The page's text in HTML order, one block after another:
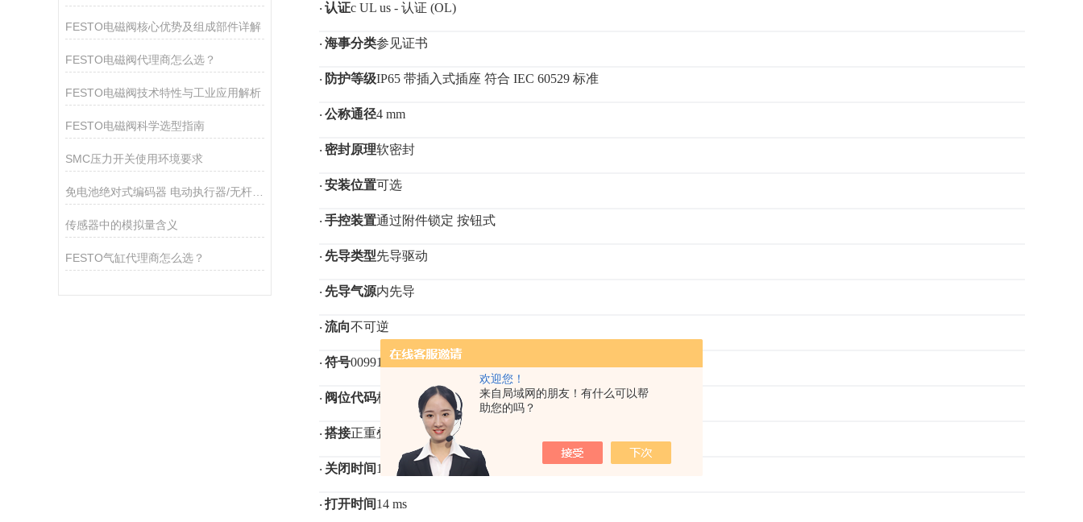
欢迎您！
来自局域网的朋友！有什么可以帮
助您的吗？
FESTO电磁阀核心优势及组成部件详解
FESTO电磁阀代理商怎么选？
FESTO电磁阀技术特性与工业应用解析
FESTO电磁阀科学选型指南
SMC压力开关使用环境要求
免电池绝对式编码器 电动执行器/无杆型高刚性导轨 LEKFS
传感器中的模拟量含义
FESTO气缸代理商怎么选？
· 认证c UL us - 认证 (OL)
· 海事分类参见证书
· 防护等级IP65 带插入式插座 符合 IEC 60529 标准
· 公称通径4 mm
· 密封原理软密封
· 安装位置可选
· 手控装置通过附件锁定 按钮式
· 先导类型先导驱动
· 先导气源内先导
· 流向不可逆
· 符号00991655
· 阀位代码标签夹
· 搭接正重叠
· 关闭时间14 ms
· 打开时间14 ms